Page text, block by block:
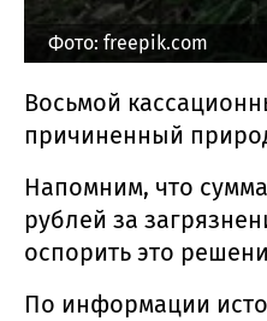
Фото: freepik.com
Восьмой
причиненный
Напомним, что
рублей за
оспорить это
По информации